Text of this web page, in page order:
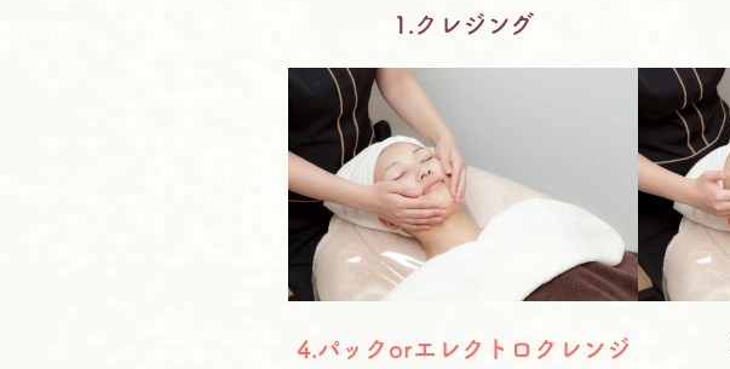
1.クレジング
4.パックorエレクトロクレンジ